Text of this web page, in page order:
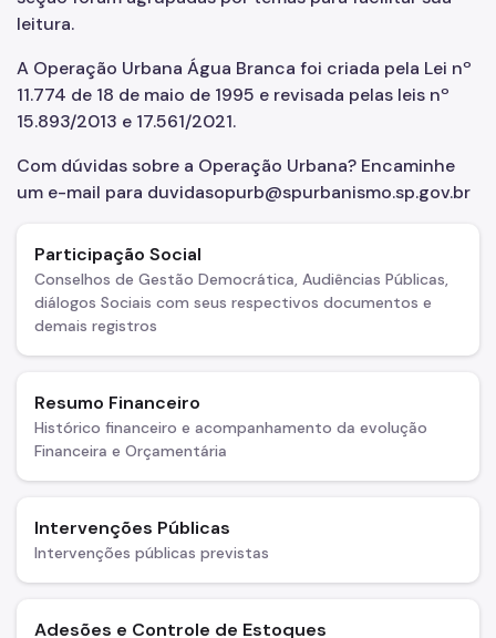
Setor Central
Planos de Intervenção Urbana (PIUs)
Requalificação de Espaços Públicos
Biblioteca
Notícias
leitura.
A Operação Urbana Água Branca foi criada pela Lei nº
11.774 de 18 de maio de 1995 e revisada pelas leis nº
15.893/2013 e 17.561/2021.
Com dúvidas sobre a Operação Urbana? Encaminhe
um e-mail para duvidasopurb@spurbanismo.sp.gov.br
Participação Social
Conselhos de Gestão Democrática, Audiências Públicas,
diálogos Sociais com seus respectivos documentos e
demais registros
Resumo Financeiro
Histórico financeiro e acompanhamento da evolução
Financeira e Orçamentária
Intervenções Públicas
Intervenções públicas previstas
Adesões e Controle de Estoques